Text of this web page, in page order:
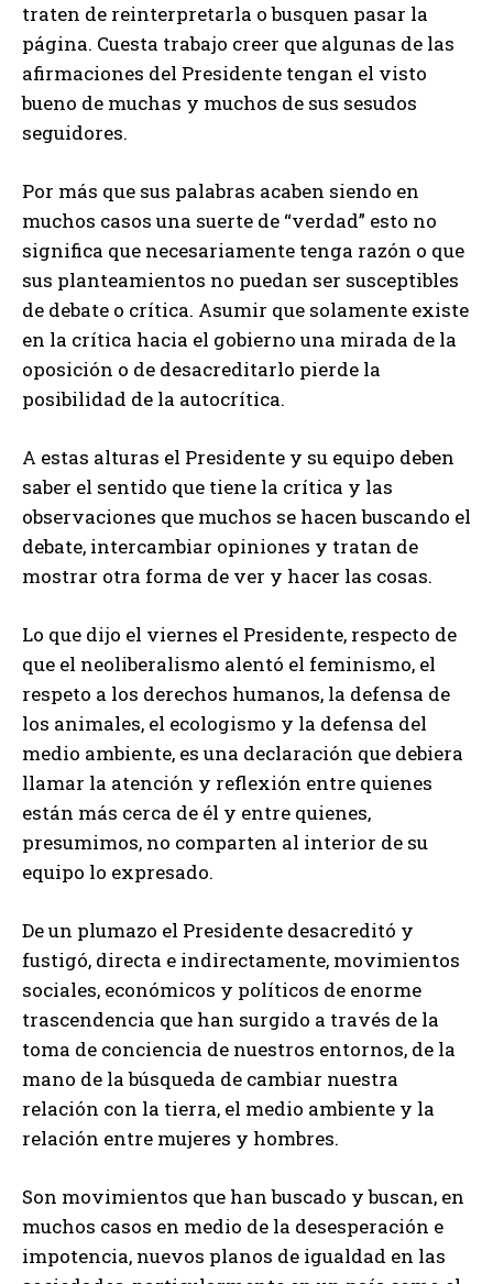
traten de reinterpretarla o busquen pasar la
página. Cuesta trabajo creer que algunas de las
afirmaciones del Presidente tengan el visto
bueno de muchas y muchos de sus sesudos
seguidores.
Por más que sus palabras acaben siendo en
muchos casos una suerte de “verdad” esto no
significa que necesariamente tenga razón o que
sus planteamientos no puedan ser susceptibles
de debate o crítica. Asumir que solamente existe
en la crítica hacia el gobierno una mirada de la
oposición o de desacreditarlo pierde la
posibilidad de la autocrítica.
A estas alturas el Presidente y su equipo deben
saber el sentido que tiene la crítica y las
observaciones que muchos se hacen buscando el
debate, intercambiar opiniones y tratan de
mostrar otra forma de ver y hacer las cosas.
Lo que dijo el viernes el Presidente, respecto de
que el neoliberalismo alentó el feminismo, el
respeto a los derechos humanos, la defensa de
los animales, el ecologismo y la defensa del
medio ambiente, es una declaración que debiera
llamar la atención y reflexión entre quienes
están más cerca de él y entre quienes,
presumimos, no comparten al interior de su
equipo lo expresado.
De un plumazo el Presidente desacreditó y
fustigó, directa e indirectamente, movimientos
sociales, económicos y políticos de enorme
trascendencia que han surgido a través de la
toma de conciencia de nuestros entornos, de la
mano de la búsqueda de cambiar nuestra
relación con la tierra, el medio ambiente y la
relación entre mujeres y hombres.
Son movimientos que han buscado y buscan, en
muchos casos en medio de la desesperación e
impotencia, nuevos planos de igualdad en las